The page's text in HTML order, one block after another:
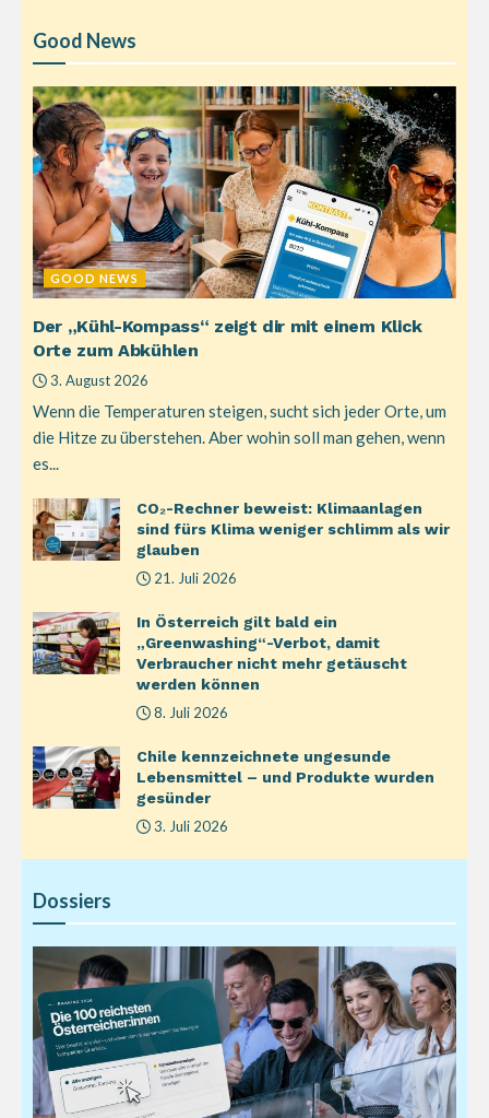
Good News
GOOD NEWS
Der „Kühl-Kompass“ zeigt dir mit einem Klick
Orte zum Abkühlen
3. August 2026
Wenn die Temperaturen steigen, sucht sich jeder Orte, um
die Hitze zu überstehen. Aber wohin soll man gehen, wenn
es...
CO₂-Rechner beweist: Klimaanlagen
sind fürs Klima weniger schlimm als wir
glauben
21. Juli 2026
In Österreich gilt bald ein
„Greenwashing“-Verbot, damit
Verbraucher nicht mehr getäuscht
werden können
8. Juli 2026
Chile kennzeichnete ungesunde
Lebensmittel – und Produkte wurden
gesünder
3. Juli 2026
Dossiers